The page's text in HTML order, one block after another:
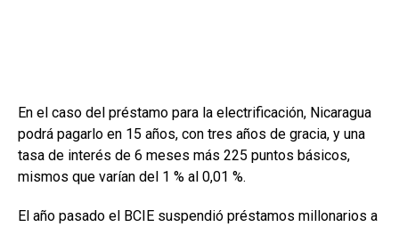
En el caso del préstamo para la electrificación, Nicaragua
podrá pagarlo en 15 años, con tres años de gracia, y una
tasa de interés de 6 meses más 225 puntos básicos,
mismos que varían del 1 % al 0,01 %.
El año pasado el BCIE suspendió préstamos millonarios a